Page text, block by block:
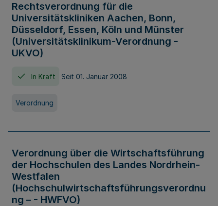
Rechtsverordnung für die
Universitätskliniken Aachen, Bonn,
Düsseldorf, Essen, Köln und Münster
(Universitätsklinikum-Verordnung -
UKVO)
In Kraft Seit 01. Januar 2008
Verordnung
Verordnung über die Wirtschaftsführung
der Hochschulen des Landes Nordrhein-
Westfalen
(Hochschulwirtschaftsführungsverordnu
ng – - HWFVO)